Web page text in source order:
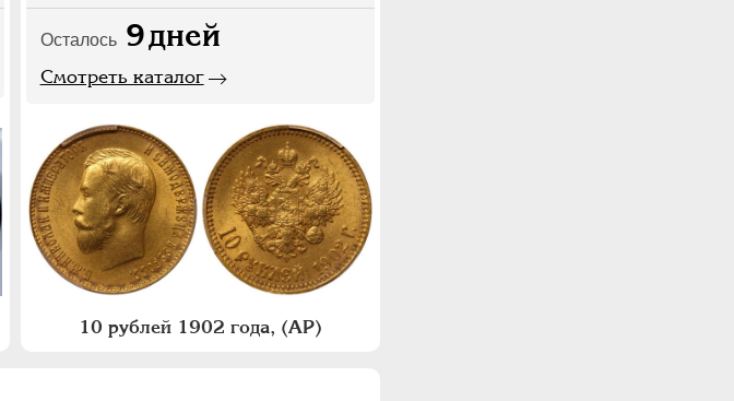
Осталось 9дней
Смотреть каталог
10 рублей 1902 года, (АР)